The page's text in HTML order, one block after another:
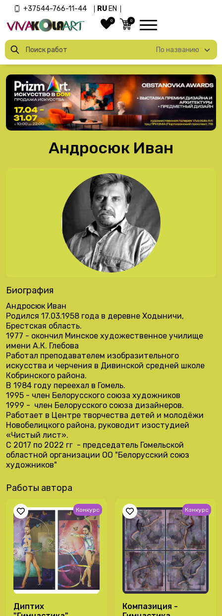
+37544-766-11-44 RU EN
0 0
Андросюк Иван
Биография
Андросюк Иван
Родился 17.03.1958 года в деревне Ходыничи,
Брестская область.
1977 - окончил Минское художественное училище
имени А.К. Глебова
Работал преподавателем изобразительного
искусства и черчения в Дивинской средней школе
Кобринского района.
В 1984 году переехал в Гомель.
1 995 - член Белорусского союза художников
1999 - член Белорусского союза дизайнеров.
Работает в Центре творчества детей и молодёжи
Новобелицкого района, руководит изостудией
«Чистый лист».
С 2017 по 2022 гг - председатель Гомельской
областной организации ОО "Белорусский союз
художников"
Работы автора
Конкурс
Диптих
Конкурс
Компазиция -